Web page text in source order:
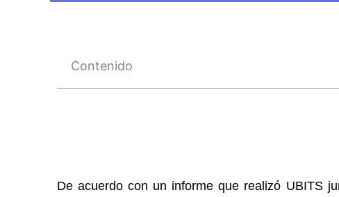
Contenido
De acuerdo con un informe que realizó UBITS